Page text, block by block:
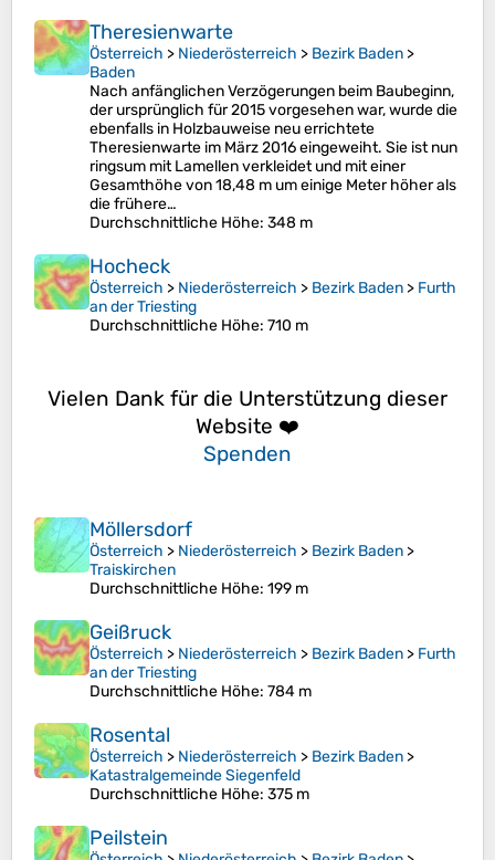
Theresienwarte
Österreich > Niederösterreich > Bezirk Baden >
Baden
Nach anfänglichen Verzögerungen beim Baubeginn,
der ursprünglich für 2015 vorgesehen war, wurde die
ebenfalls in Holzbauweise neu errichtete
Theresienwarte im März 2016 eingeweiht. Sie ist nun
ringsum mit Lamellen verkleidet und mit einer
Gesamthöhe von 18,48 m um einige Meter höher als
die frühere…
Durchschnittliche Höhe: 348 m
Hocheck
Österreich > Niederösterreich > Bezirk Baden > Furth
an der Triesting
Durchschnittliche Höhe: 710 m
Vielen Dank für die Unterstützung dieser
Website ❤️
Spenden
Möllersdorf
Österreich > Niederösterreich > Bezirk Baden >
Traiskirchen
Durchschnittliche Höhe: 199 m
Geißruck
Österreich > Niederösterreich > Bezirk Baden > Furth
an der Triesting
Durchschnittliche Höhe: 784 m
Rosental
Österreich > Niederösterreich > Bezirk Baden >
Katastralgemeinde Siegenfeld
Durchschnittliche Höhe: 375 m
Peilstein